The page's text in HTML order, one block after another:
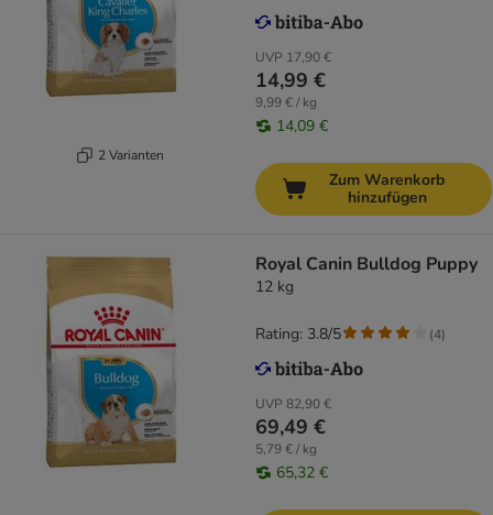
2 Varianten
UVP 17,90 €
14,99 €
9,99 € / kg
14,09 €
Zum Warenkorb
hinzufügen
Royal Canin Bulldog Puppy
12 kg
UVP 82,90 €
69,49 €
5,79 € / kg
65,32 €
Rating: 3.8/5 (4)